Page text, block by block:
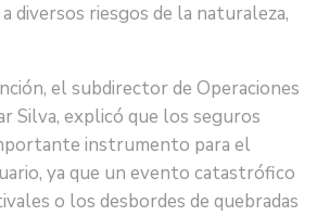
diversos riesgos de la naturaleza,
el subdirector de Operaciones
Silva, explicó que los seguros
instrumento para el
ya que un evento catastrófico
o los desbordes de quebradas